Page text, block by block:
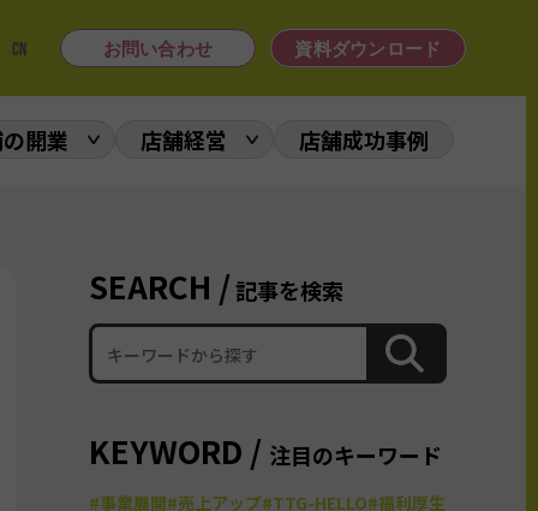
CN お問い合わせ 資料ダウンロード
開業 店舗経営 店舗成功事例
SEARCH /記事を検索
KEYWORD / 注目のキーワード
#事業展開#売上アップ#TTG-HELLO#福利厚生